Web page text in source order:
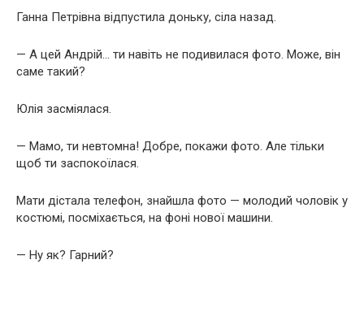
Ганна Петрівна відпустила доньку, сіла назад.
— А цей Андрій… ти навіть не подивилася фото. Може, він
саме такий?
Юлія засміялася.
— Мамо, ти невтомна! Добре, покажи фото. Але тільки
щоб ти заспокоїлася.
Мати дістала телефон, знайшла фото — молодий чоловік у
костюмі, посміхається, на фоні нової машини.
— Ну як? Гарний?